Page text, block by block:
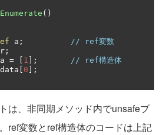
Enumerate ()
a ;
// ref変数
r ;
= 1 ];
// ref構造体
data 0 ];
は、非同期メソッド内でunsafeブ
ref変数とref構造体のコードは上記